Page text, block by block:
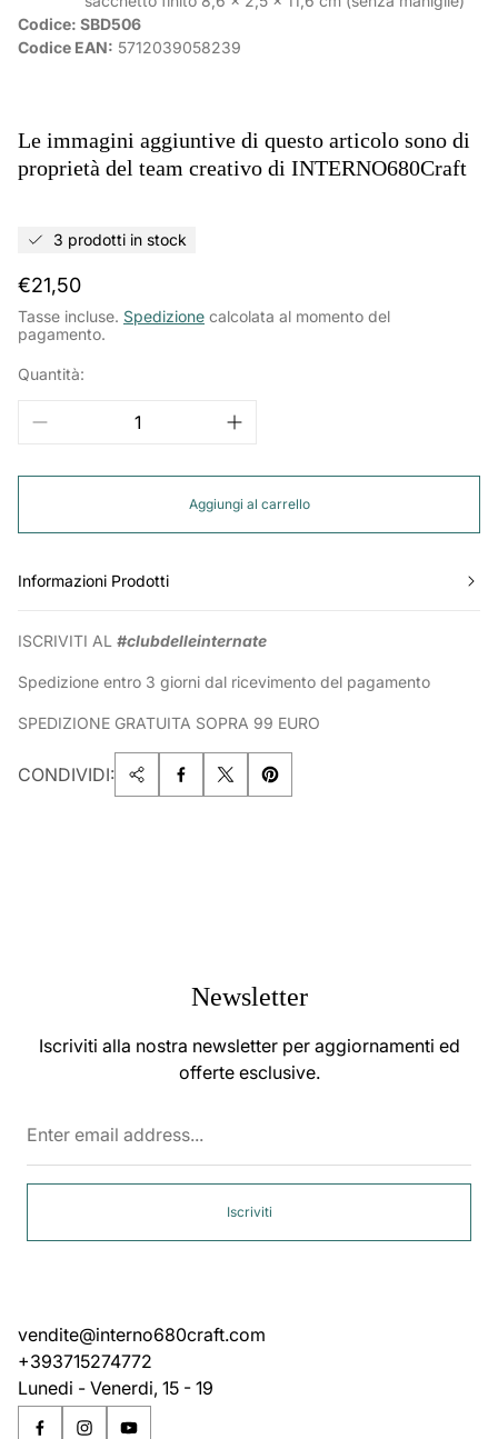
Codice: SBD506
Codice EAN: 5712039058239
Le immagini aggiuntive di questo articolo sono di
proprietà del team creativo di INTERNO680Craft
3 prodotti in stock
Prezzo
normale
€21,50
Tasse incluse. Spedizione calcolata al momento del
pagamento.
Quantità:
Aggiungi al carrello
Informazioni Prodotti
ISCRIVITI AL #clubdelleinternate
Spedizione entro 3 giorni dal ricevimento del pagamento
SPEDIZIONE GRATUITA SOPRA 99 EURO
CONDIVIDI:
Newsletter
Iscriviti alla nostra newsletter per aggiornamenti ed
offerte esclusive.
Iscriviti
vendite@interno680craft.com
+393715274772
Lunedi - Venerdi, 15 - 19